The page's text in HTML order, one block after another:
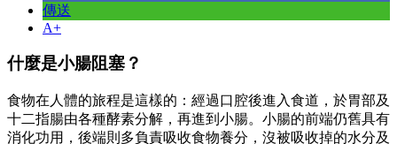
傳送
A+
什麼是小腸阻塞？
食物在人體的旅程是這樣的：經過口腔後進入食道，於胃部及
十二指腸由各種酵素分解，再進到小腸。小腸的前端仍舊具有
消化功用，後端則多負責吸收食物養分，沒被吸收掉的水分及